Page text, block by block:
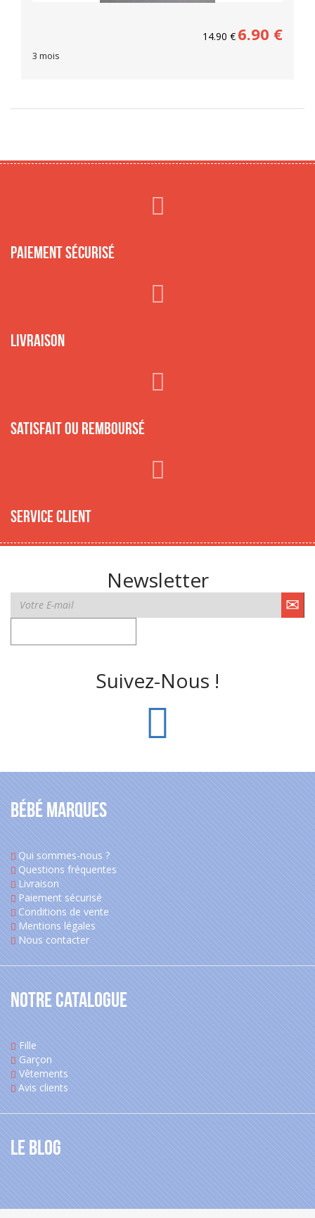
14.90 € 6.90 €
3 mois
Paiement sécurisé
Livraison
Satisfait ou remboursé
Service client
Newsletter
Suivez-Nous !
Bébé Marques
Qui sommes-nous ?
Questions fréquentes
Livraison
Paiement sécurisé
Conditions de vente
Mentions légales
Nous contacter
Notre catalogue
Fille
Garçon
Vêtements
Avis clients
Le blog